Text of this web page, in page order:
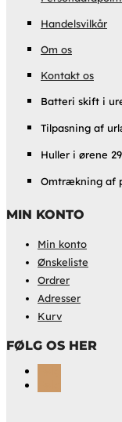
Handelsvilkår
Om os
Kontakt os
Batteri skift i
Tilpasning af
Huller i ørene
Omtrækning af
MIN KONTO
Min konto
Ønskeliste
Ordrer
Adresser
Kurv
FØLG OS HER